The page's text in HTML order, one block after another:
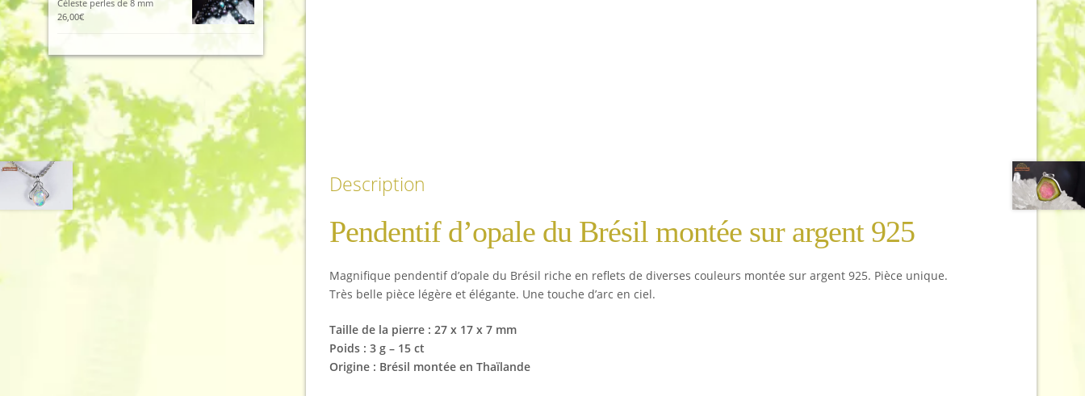
Description
Pendentif d’opale du Brésil montée sur argent 925
Magnifique pendentif d’opale du Brésil riche en reflets de diverses couleurs montée sur argent 925. Pièce unique.
Très belle pièce légère et élégante. Une touche d’arc en ciel.
Taille de la pierre : 27 x 17 x 7 mm
Poids : 3 g – 15 ct
Origine : Brésil montée en Thaïlande
Céleste perles de 8 mm
26,00€